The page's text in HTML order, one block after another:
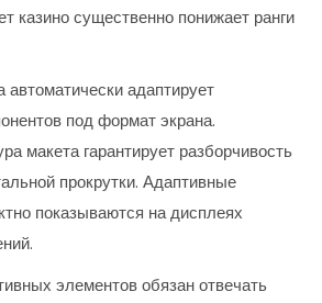
казино существенно понижает ранги
автоматически адаптирует
под формат экрана.
макета гарантирует разборчивость
прокрутки. Адаптивные
показываются на дисплеях
элементов обязан отвечать